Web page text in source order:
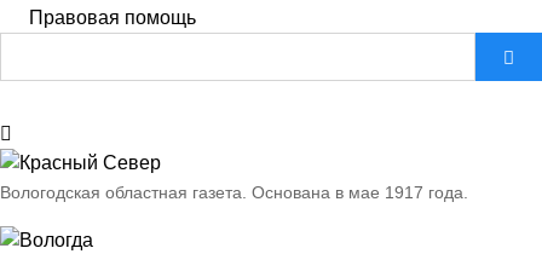
Правовая помощь
Вологодская областная газета. Основана в мае 1917 года.